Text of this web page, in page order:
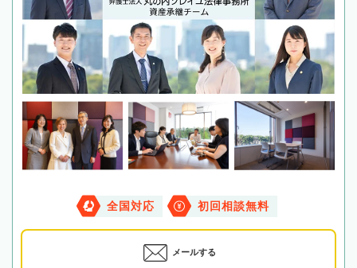
全国対応 初回相談無料
メールする